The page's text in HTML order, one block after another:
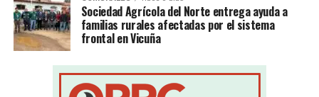
Sociedad Agrícola del Norte entrega ayuda a
familias rurales afectadas por el sistema
frontal en Vicuña